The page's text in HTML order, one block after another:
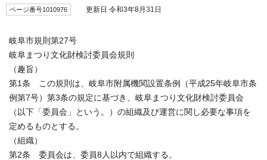
ページ番号1010976 更新日 令和3年8月31日
岐阜市規則第27号
岐阜まつり文化財検討委員会規則
（趣旨）
第1条 この規則は、岐阜市附属機関設置条例（平成25年岐阜市条
例第7号）第3条の規定に基づき、岐阜まつり文化財検討委員会
（以下「委員会」という。）の組織及び運営に関し必要な事項を
定めるものとする。
（組織）
第2条 委員会は、委員8人以内で組織する。